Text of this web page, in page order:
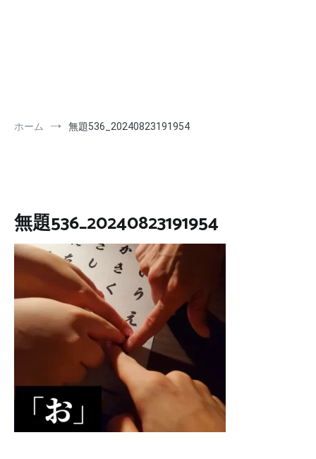
ホーム 無題536_20240823191954
無題536_20240823191954